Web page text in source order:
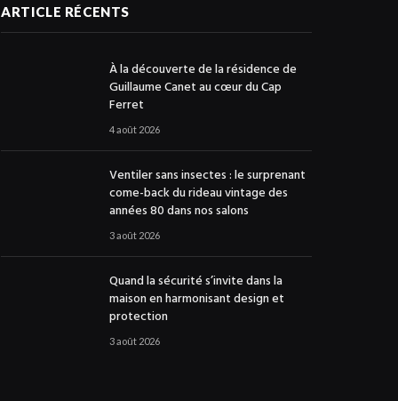
ARTICLE RÉCENTS
À la découverte de la résidence de
Guillaume Canet au cœur du Cap
Ferret
4 août 2026
Ventiler sans insectes : le surprenant
come-back du rideau vintage des
années 80 dans nos salons
3 août 2026
Quand la sécurité s’invite dans la
maison en harmonisant design et
protection
3 août 2026